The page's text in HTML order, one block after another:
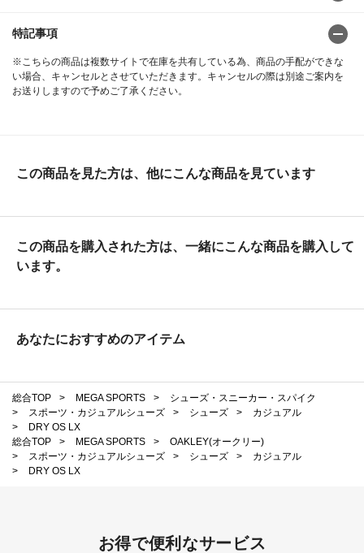
特記事項
※こちらの商品は複数サイトで在庫を共有している為、商品の手配ができな
い場合、キャンセルとさせていただきます。キャンセルの際は別途ご案内を
お送りしますので予めご了承ください。
この商品を見た方は、他にこんな商品を見ています
この商品を購入された方は、一緒にこんな商品を購入して
います。
あなたにおすすめのアイテム
総合TOP > MEGA SPORTS >
シューズ・スニーカー・スパイク
>
スポーツ・カジュアルシューズ > シューズ >
カジュアル
>
DRY OS LX
総合TOP
> MEGA SPORTS >
OAKLEY(オークリー)
>
スポーツ・カジュアルシューズ > シューズ >
カジュアル
>
DRY OS LX
お得で便利なサービス